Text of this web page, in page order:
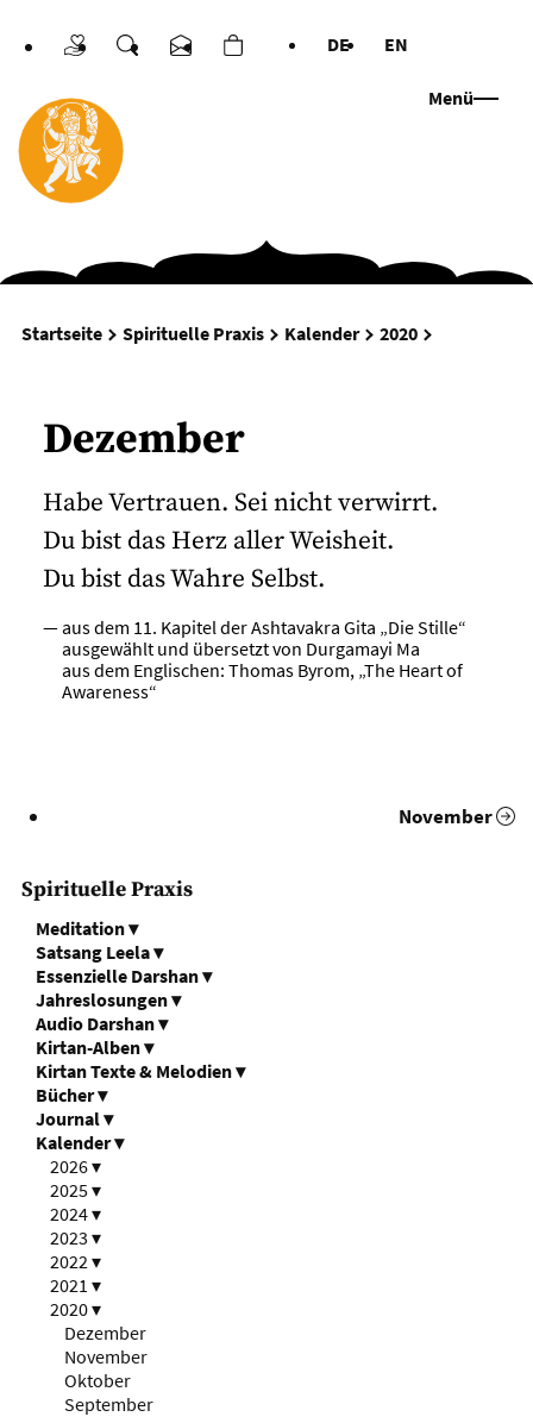
SpendenSucheKontaktWarenkorb
Sprachen DE EN
Menü
Startseite Spirituelle Praxis Kalender 2020
Dezember
Habe Vertrauen. Sei nicht verwirrt.
Du bist das Herz aller Weisheit.
Du bist das Wahre Selbst.
— aus dem 11. Kapitel der Ashtavakra Gita „Die Stille“
ausgewählt und übersetzt von Durgamayi Ma
aus dem Englischen: Thomas Byrom, „The Heart of
Awareness“
November
Spirituelle Praxis
Meditation▾
Satsang Leela▾
Essenzielle Darshan▾
Jahreslosungen▾
Audio Darshan▾
Kirtan-Alben▾
Kirtan Texte & Melodien▾
Bücher▾
Journal▾
Kalender▾
2026▾
2025▾
2024▾
2023 ▾
2022 ▾
2021 ▾
2020▾
Dezember
November
Oktober
September